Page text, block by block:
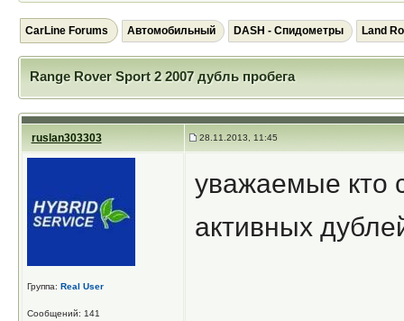
CarLine Forums Автомобильный DASH - Спидометры Land
Range Rover Sport 2 2007 дубль пробега
ruslan303303 28.11.2013, 11:45
Группа: Real User
Сообщений: 141
уважаемые кто
активных